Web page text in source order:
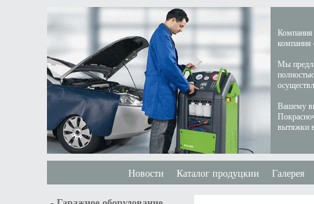
Компания
компания
Мы
Вашему
вытяжки
Новости Каталог продуцкии Галерея